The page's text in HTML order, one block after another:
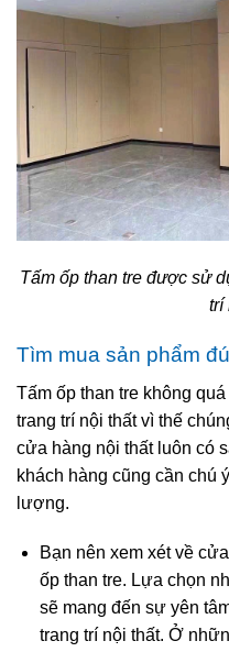
Tấm ốp than tre được sử
trí
Tìm mua sản phẩm
Tấm ốp than tre không
trang trí nội thất vì thế
cửa hàng nội thất luôn có
khách hàng cũng cần chú
lượng.
Bạn nên xem xét về
ốp than tre. Lựa chọn
sẽ mang đến sự yên
trang trí nội thất. Ở